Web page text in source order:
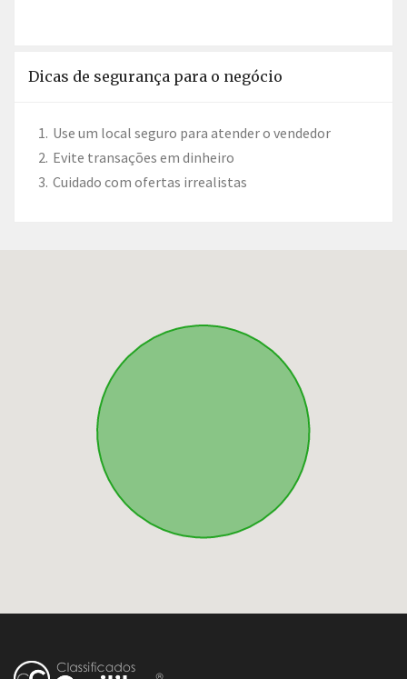
Dicas de segurança para o negócio
Use um local seguro para atender o vendedor
Evite transações em dinheiro
Cuidado com ofertas irrealistas